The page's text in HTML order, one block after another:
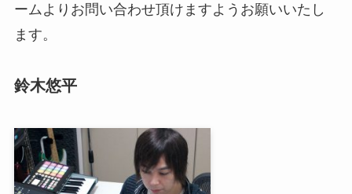
ームよりお問い合わせ頂けますようお願いいたし
ます。
鈴木悠平